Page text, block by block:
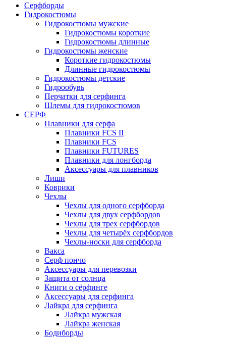
Серфборды
Гидрокостюмы
Гидрокостюмы мужские
Гидрокостюмы короткие
Гидрокостюмы длинные
Гидрокостюмы женские
Короткие гидрокостюмы
Длинные гидрокостюмы
Гидрокостюмы детские
Гидрообувь
Перчатки для серфинга
Шлемы для гидрокостюмов
СЕРФ
Плавники для серфа
Плавники FCS II
Плавники FCS
Плавники FUTURES
Плавники для лонгборда
Аксессуары для плавников
Лиши
Коврики
Чехлы
Чехлы для одного серфборда
Чехлы для двух серфбордов
Чехлы для трех серфбордов
Чехлы для четырёх серфбордов
Чехлы-носки для серфборда
Вакса
Серф пончо
Аксессуары для перевозки
Защита от солнца
Книги о сёрфинге
Аксессуары для серфинга
Лайкра для серфинга
Лайкра мужская
Лайкра женская
Бодиборды